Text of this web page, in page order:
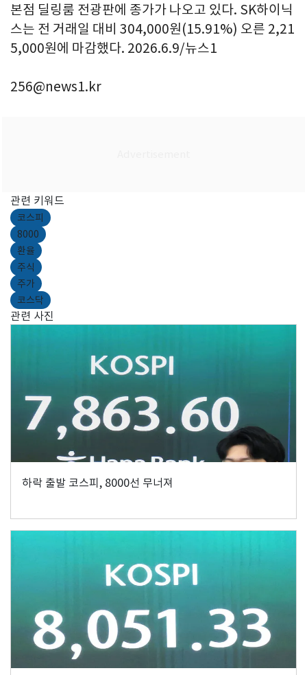
본점 딜링룸 전광판에 종가가 나오고 있다. SK하이닉
스는 전 거래일 대비 304,000원(15.91%) 오른 2,21
5,000원에 마감했다. 2026.6.9/뉴스1
256@news1.kr
관련 키워드
코스피
8000
환율
주식
주가
코스닥
관련 사진
하락 출발 코스피, 8000선 무너져